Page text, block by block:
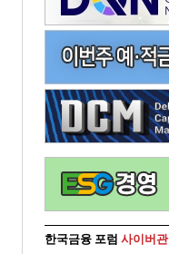
한국금융 포럼 사이버관